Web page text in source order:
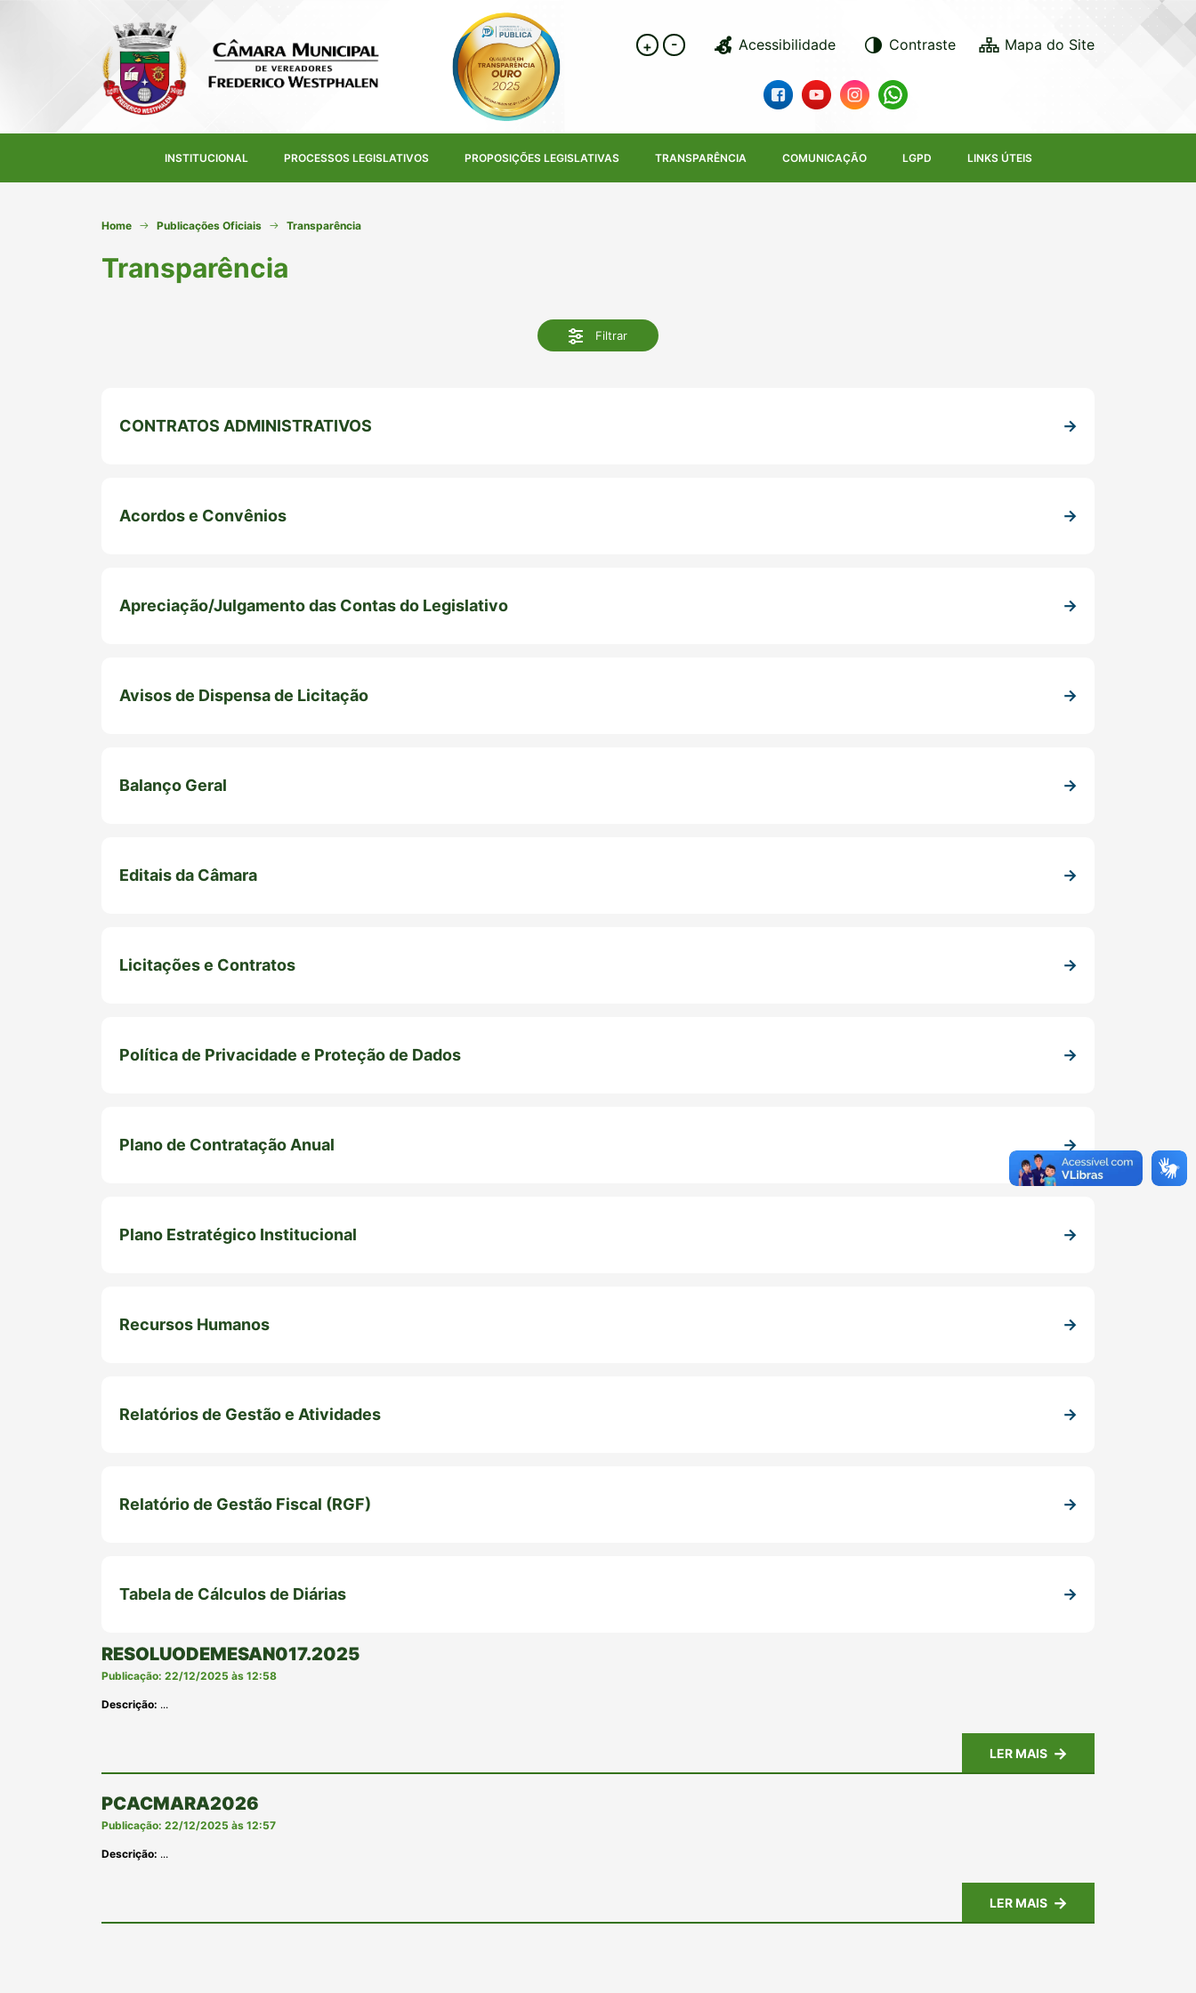
+ - Acessibilidade Contraste
INSTITUCIONAL PROCESSOS LEGISLATIVOS PROPOSIÇÕES LEGISLATIVAS TRANSPARÊNCIA COMUNICAÇÃO LGPD LINKS ÚTEIS
Home Publicações Oficiais Transparência
Transparência
Filtrar
CONTRATOS ADMINISTRATIVOS
Acordos e Convênios
Apreciação/Julgamento das Contas do Legislativo
Avisos de Dispensa de Licitação
Balanço Geral
Editais da Câmara
Licitações e Contratos
Política de Privacidade e Proteção de Dados
Plano de Contratação Anual
Plano Estratégico Institucional
Recursos Humanos
Relatórios de Gestão e Atividades
Relatório de Gestão Fiscal (RGF)
Tabela de Cálculos de Diárias
RESOLUODEMESAN017.2025
Publicação: 22/12/2025 às 12:58
Descrição: ...
LER MAIS
PCACMARA2026
Publicação: 22/12/2025 às 12:57
Descrição: ...
LER MAIS